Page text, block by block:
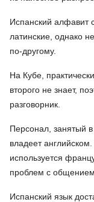
Испанский алфавит
латинские, однако
по-другому.
На Кубе,
второго не знает,
разговорник.
Персонал, занятый
владеет
используется
проблем с общением
Испанский язык